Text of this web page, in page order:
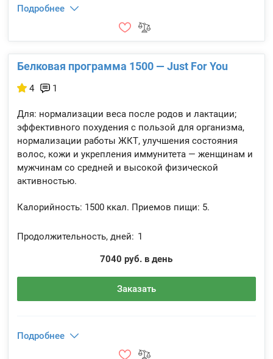
Подробнее
Белковая программа 1500 — Just For You
4 1
Для: нормализации веса после родов и лактации;
эффективного похудения с пользой для организма,
нормализации работы ЖКТ, улучшения состояния
волос, кожи и укрепления иммунитета — женщинам и
мужчинам со средней и высокой физической
активностью.
Калорийность: 1500 ккал. Приемов пищи: 5.
Продолжительность, дней: 1
7040 руб. в день
Заказать
Подробнее